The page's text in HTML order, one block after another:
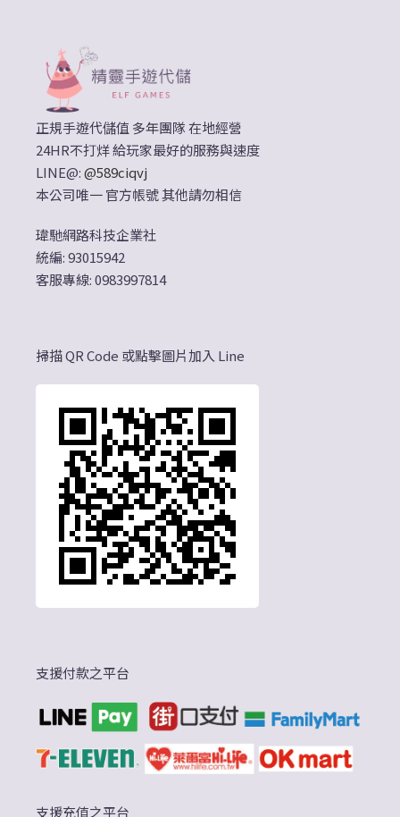
正規手遊代儲值 多年團隊 在地經營
24HR不打烊 給玩家最好的服務與速度
LINE@:@589ciqvj
本公司唯一 官方帳號 其他請勿相信
瑋馳網路科技企業社
統編: 93015942
客服專線: 0983997814
掃描 QR Code 或點擊圖片加入 Line
支援付款之平台
支援充值之平台